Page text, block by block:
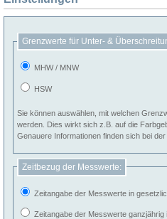
Grenzwerte für Unter- &
MHW / MNW
HSW
Sie können auswählen, mit welchen
werden. Dies wirkt sich z.B. auf die
Genauere Informationen finden sich bei der
Zeitbezug der Messwerte:
Zeitangabe der Messwerte in
Zeitangabe der Messwerte